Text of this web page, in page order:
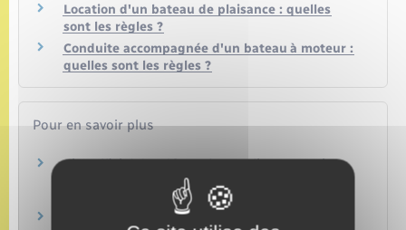
Location d'un bateau de plaisance : quelles
sont les règles ?
Conduite accompagnée d'un bateau à moteur :
quelles sont les règles ?
Pour en savoir plus
Site officiel des démarches en ligne gratuites
"www.demarches-plaisance.gouv.fr"
Ministère chargé de la mer et de la pêche
Site Formations et Métiers de la mer